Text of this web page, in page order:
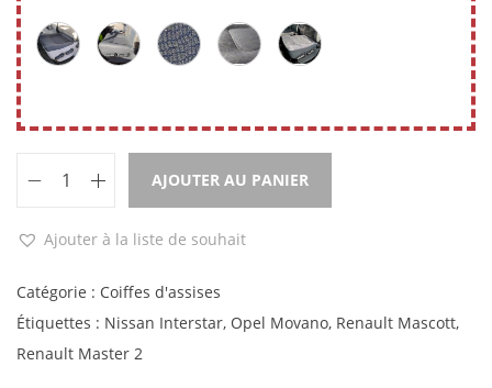
AJOUTER AU PANIER
Ajouter à la liste de souhait
Catégorie : Coiffes d'assises
Étiquettes : Nissan Interstar, Opel Movano, Renault Mascott,
Renault Master 2